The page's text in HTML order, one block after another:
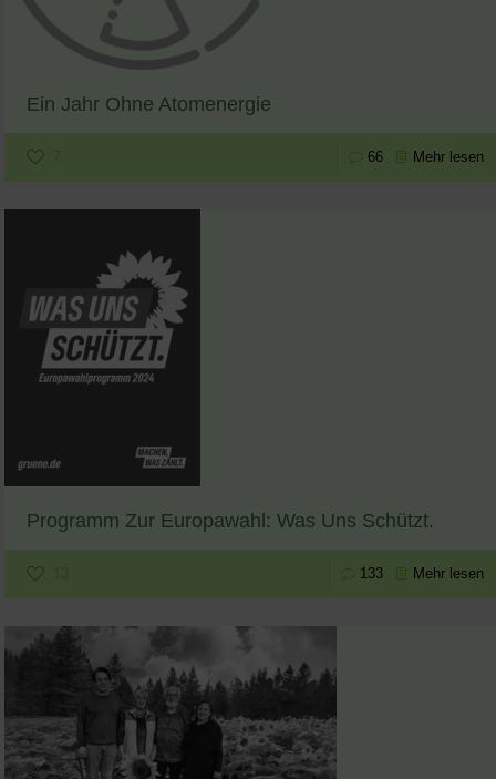
Ein Jahr Ohne Atomenergie
7 66 Mehr lesen
Programm Zur Europawahl: Was Uns Schützt.
13 133 Mehr lesen